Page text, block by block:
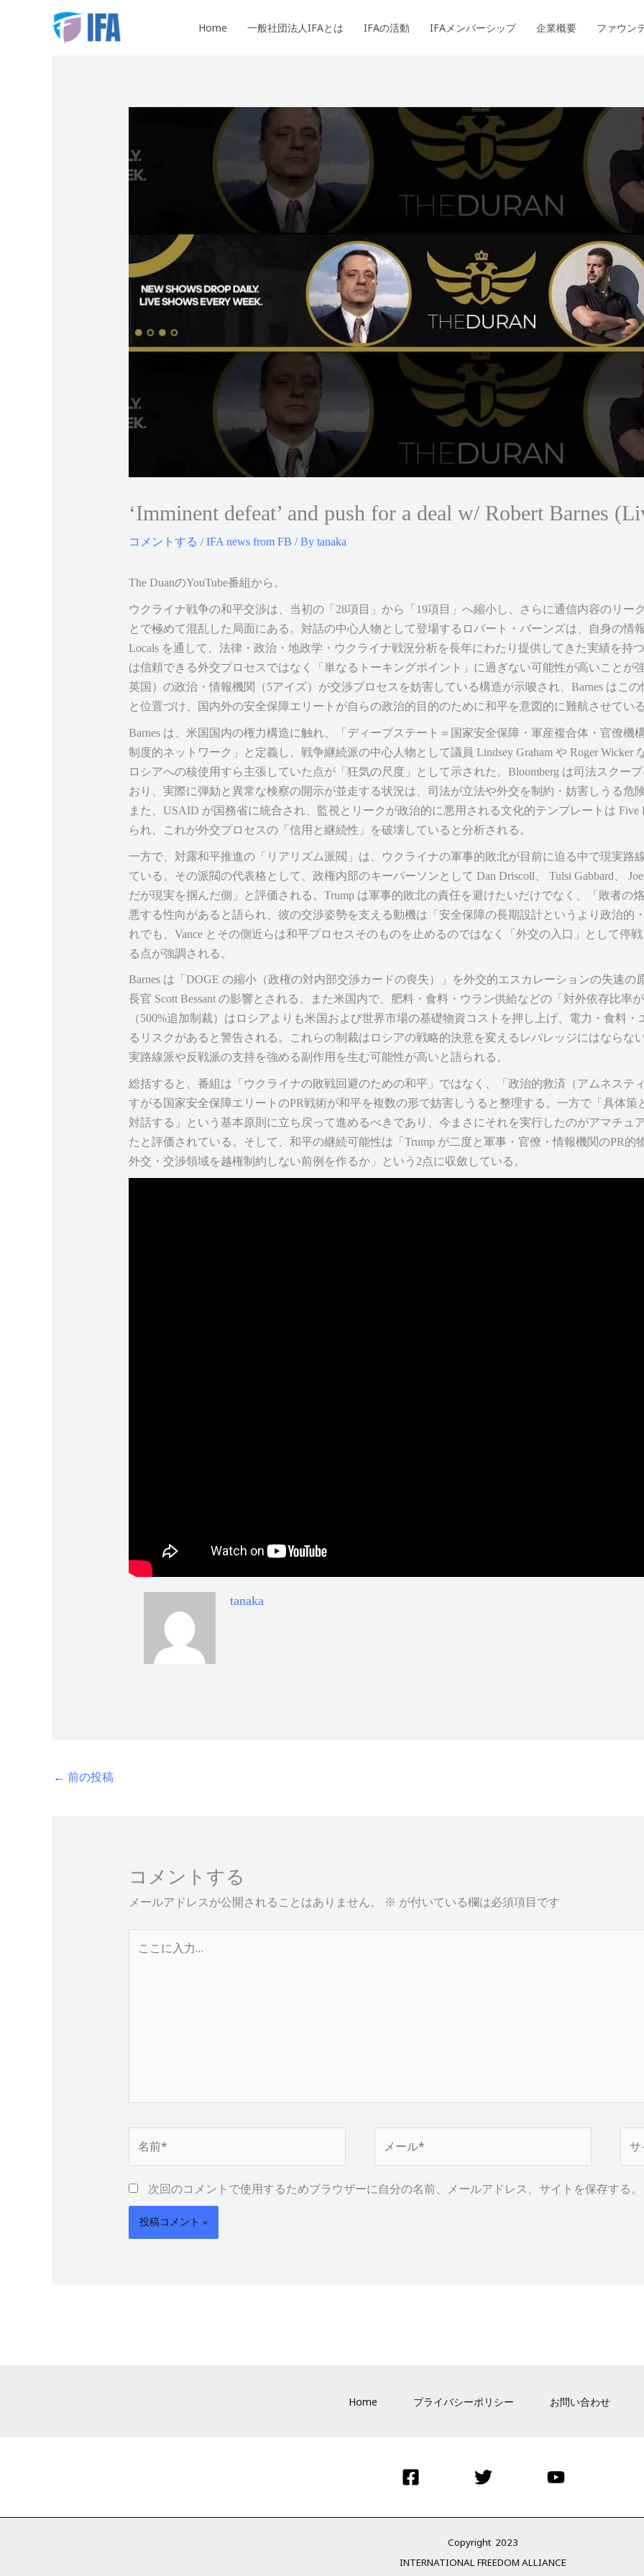
Home 一般社団法人IFAとは IFAの活動 IFAメンバーシップ 企業概要 ファウン
‘Imminent defeat’ and push for a deal w/ Robert Barnes
コメントする /IFA news from FB / By tanaka
The DuanのYouTube番組から。
ウクライナ戦争の和平交渉は、当初の「28項目」から「19項目」へ縮小し、さらに通信内容のリー
とで極めて混乱した局面にある。対話の中心人物として登場するロバート・バーンズは、自身の情
Locals を通して、法律・政治・地政学・ウクライナ戦況分析を長年にわたり提供してきた実績を持
は信頼できる外交プロセスではなく「単なるトーキングポイント」に過ぎない可能性が高いことが
英国）の政治・情報機関（5アイズ）が交渉プロセスを妨害している構造が示唆され、Barnes はこの
と位置づけ、国内外の安全保障エリートが自らの政治的目的のために和平を意図的に難航させてい
Barnes は、米国国内の権力構造に触れ、「ディープステート＝国家安全保障・軍産複合体・官僚機
制度的ネットワーク」と定義し、戦争継続派の中心人物として議員 Lindsey Graham や Roger Wicker
ロシアへの核使用すら主張していた点が「狂気の尺度」として示された。Bloomberg は司法スクー
おり、実際に弾劾と異常な検察の開示が並走する状況は、司法が立法や外交を制約・妨害しうる危
また、USAID が国務省に統合され、監視とリークが政治的に悪用される文化的テンプレートは Five
られ、これが外交プロセスの「信用と継続性」を破壊していると分析される。
一方で、対露和平推進の「リアリズム派閥」は、ウクライナの軍事的敗北が目前に迫る中で現実路
ている。その派閥の代表格として、政権内部のキーパーソンとして Dan Driscoll、 Tulsi Gabbard、
だが現実を掴んだ側」と評価される。Trump は軍事的敗北の責任を避けたいだけでなく、「敗者の
悪する性向があると語られ、彼の交渉姿勢を支える動機は「安全保障の長期設計というより政治的
れでも、Vance とその側近らは和平プロセスそのものを止めるのではなく「外交の入口」として停
る点が強調される。
Barnes は「DOGE の縮小（政権の対内部交渉カードの喪失）」を外交的エスカレーションの失速の
長官 Scott Bessant の影響とされる。また米国内で、肥料・食料・ウラン供給などの「対外依存比率
（500%追加制裁）はロシアよりも米国および世界市場の基礎物資コストを押し上げ、電力・食料
るリスクがあると警告される。これらの制裁はロシアの戦略的決意を変えるレバレッジにはならな
実路線派や反戦派の支持を強める副作用を生む可能性が高いと語られる。
総括すると、番組は「ウクライナの敗戦回避のための和平」ではなく、「政治的救済（アムネステ
すがる国家安全保障エリートのPR戦術が和平を複数の形で妨害しうると整理する。一方で「具体策
対話する」という基本原則に立ち戻って進めるべきであり、今まさにそれを実行したのがアマチュ
たと評価されている。そして、和平の継続可能性は「Trump が二度と軍事・官僚・情報機関のPR
外交・交渉領域を越権制約しない前例を作るか」という2点に収斂している。
tanaka
← 前の投稿
コメントする
メールアドレスが公開されることはありません。 ※ が付いている欄は必須項目です
*
次回のコメントで使用するためブラウザーに自分の名前、メールアドレス、サイトを保存する。
Home プライバシーポリシー お問い合わせ
Copyright 2023
INTERNATIONAL FREEDOM ALLIANCE